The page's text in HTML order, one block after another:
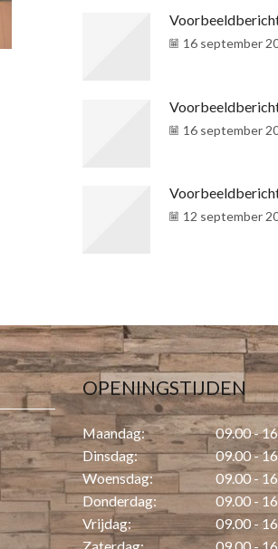
16 september
16 september
12 september
OPENINGSTIJDEN
Maandag:
Dinsdag:
Woensdag:
Donderdag:
Vrijdag:
09.00 -
09.00 -
09.00 -
09.00 -
09.00 -